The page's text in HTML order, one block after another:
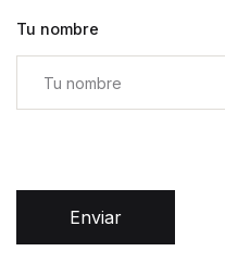
Tu nombre
Enviar